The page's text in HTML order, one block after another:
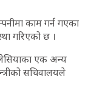
काम गर्न गएका
गरिएको छ ।
एक अन्य
सचिवालयले